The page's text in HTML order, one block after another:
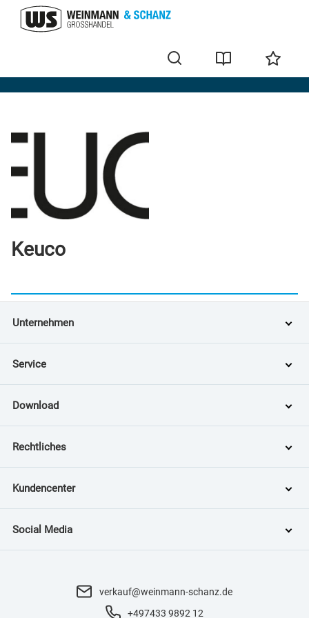
Marken
Keuco
Unternehmen
Service
Download
Rechtliches
Kundencenter
Social Media
verkauf@weinmann-schanz.de
+497433 9892 12